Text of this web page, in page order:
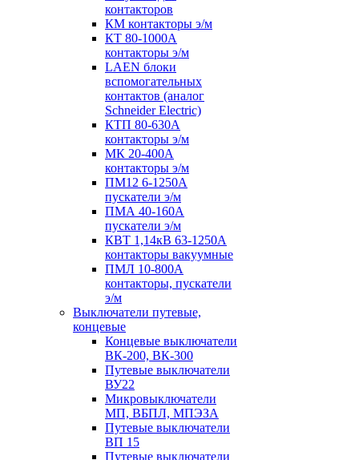
контакторов
КМ контакторы э/м
КТ 80-1000А
контакторы э/м
LAEN блоки
вспомогательных
контактов (аналог
Schneider Electric)
КТП 80-630А
контакторы э/м
МК 20-400А
контакторы э/м
ПМ12 6-1250А
пускатели э/м
ПМА 40-160А
пускатели э/м
КВТ 1,14кВ 63-1250А
контакторы вакуумные
ПМЛ 10-800А
контакторы, пускатели
э/м
Выключатели путевые,
концевые
Концевые выключатели
ВК-200, ВК-300
Путевые выключатели
ВУ22
Микровыключатели
МП, ВБПЛ, МПЭЗА
Путевые выключатели
ВП 15
Путевые выключатели